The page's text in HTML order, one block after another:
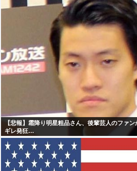
【悲報】霜降り明星粗品さん、後輩芸人のファ
ギレ発狂…